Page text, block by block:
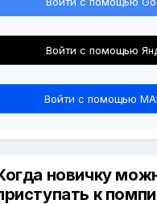
Войти с помощью
Войти с помощью
новичку
к